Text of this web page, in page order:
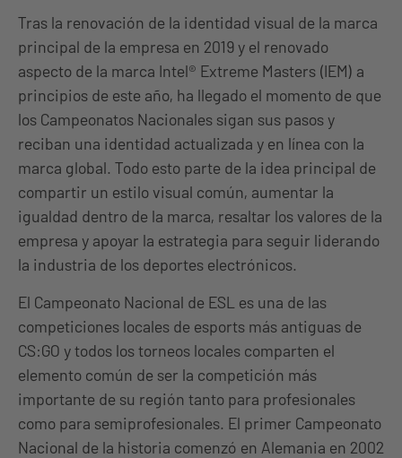
Tras la renovación de la identidad visual de la marca
principal de la empresa en 2019 y el renovado
aspecto de la marca Intel® Extreme Masters (IEM) a
principios de este año, ha llegado el momento de que
los Campeonatos Nacionales sigan sus pasos y
reciban una identidad actualizada y en línea con la
marca global. Todo esto parte de la idea principal de
compartir un estilo visual común, aumentar la
igualdad dentro de la marca, resaltar los valores de la
empresa y apoyar la estrategia para seguir liderando
la industria de los deportes electrónicos.
El Campeonato Nacional de ESL es una de las
competiciones locales de esports más antiguas de
CS:GO y todos los torneos locales comparten el
elemento común de ser la competición más
importante de su región tanto para profesionales
como para semiprofesionales. El primer Campeonato
Nacional de la historia comenzó en Alemania en 2002